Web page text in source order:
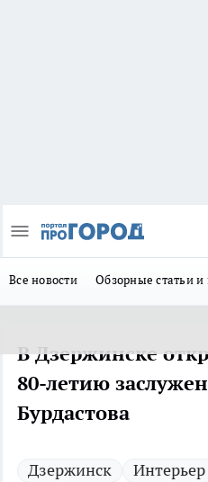
Все новости Обзорные статьи
В Дзержинске
80-летию
Бурдастова
Дзержинск Интерьер